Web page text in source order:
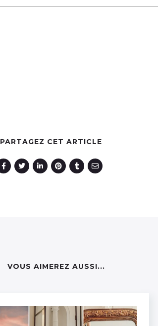
PARTAGEZ CET ARTICLE
VOUS AIMEREZ AUSSI...